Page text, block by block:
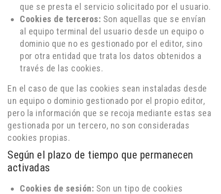
que se presta el servicio solicitado por el usuario.
Cookies de terceros: Son aquellas que se envían
al equipo terminal del usuario desde un equipo o
dominio que no es gestionado por el editor, sino
por otra entidad que trata los datos obtenidos a
través de las cookies.
En el caso de que las cookies sean instaladas desde
un equipo o dominio gestionado por el propio editor,
pero la información que se recoja mediante estas sea
gestionada por un tercero, no son consideradas
cookies propias.
Según el plazo de tiempo que permanecen
activadas
Cookies de sesión: Son un tipo de cookies